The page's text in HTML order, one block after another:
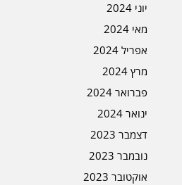
יוני 2024
מאי 2024
אפריל 2024
מרץ 2024
פברואר 2024
ינואר 2024
דצמבר 2023
נובמבר 2023
אוקטובר 2023